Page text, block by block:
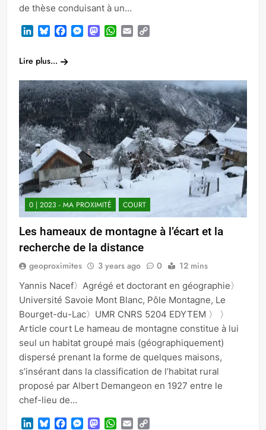
de thèse conduisant à un…
LinkedInBlueskyFacebook
Messenger
Mastodon
WhatsApp
Email
Lire plus...
0 | 2023 - MA PROXIMITÉ COURT
Les hameaux de montagne à l’écart et la
recherche de la distance
geoproximites 3 years ago 0 12 mins
Yannis Nacef〉Agrégé et doctorant en géographie〉
Université Savoie Mont Blanc, Pôle Montagne, Le
Bourget-du-Lac〉UMR CNRS 5204 EDYTEM 〉 〉
Article court Le hameau de montagne constitue à lui
seul un habitat groupé mais (géographiquement)
dispersé prenant la forme de quelques maisons,
s’insérant dans la classification de l’habitat rural
proposé par Albert Demangeon en 1927 entre le
chef-lieu de…
LinkedInBlueskyFacebook
Messenger
Mastodon
WhatsApp
Email